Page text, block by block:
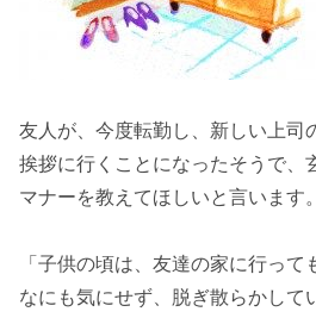
友人が、今度転勤 し、新しい上司
挨拶に行くことになったそうで、
マナーを教えてほしいと言います。
「 子供の頃は、 友達の家に行って
なにも気にせず、
脱ぎ散らかして